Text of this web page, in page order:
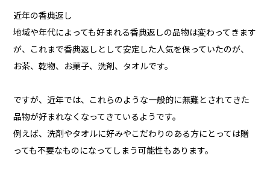
近年の香典返し
地域や年代によっても好まれる香典返しの品物は変わってきます
が、これまで香典返しとして安定した人気を保っていたのが、
お茶、乾物、お菓子、洗剤、タオルです。
ですが、近年では、これらのような一般的に無難とされてきた
品物が好まれなくなってきているようです。
例えば、洗剤やタオルに好みやこだわりのある方にとっては贈
っても不要なものになってしまう可能性もあります。